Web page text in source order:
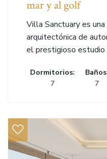
mar y al golf
Villa Sanctuary es
arquitectónica de
el prestigioso estudio
Dormitorios:
7
7